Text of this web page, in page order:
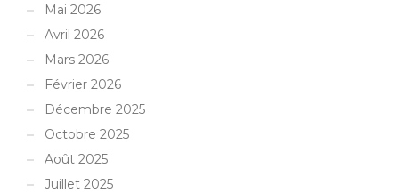
Mai 2026
Avril 2026
Mars 2026
Février 2026
Décembre 2025
Octobre 2025
Août 2025
Juillet 2025